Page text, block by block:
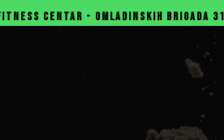
- OMLADINSKIH BRIGADA 31, NOVI